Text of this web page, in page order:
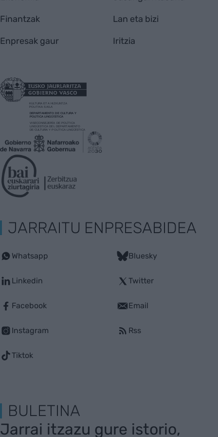
Finantzak
Enpresak gaur
Lan eta bizi
Iritzia
JARRAITU ENPRESABIDEA
Whatsapp
Linkedin
Facebook
Instagram
Tiktok
Bluesky
Twitter
Email
Rss
BULETINA
Jarrai itzazu gure istorio,